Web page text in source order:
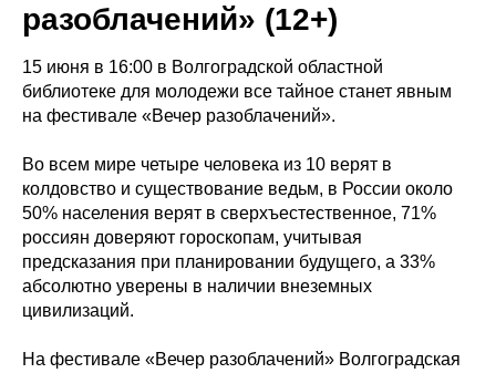
разоблачений» (12+)
15 июня в 16:00 в Волгоградской областной
библиотеке для молодежи все тайное станет явным
на фестивале «Вечер разоблачений».
Во всем мире четыре человека из 10 верят в
колдовство и существование ведьм, в России около
50% населения верят в сверхъестественное, 71%
россиян доверяют гороскопам, учитывая
предсказания при планировании будущего, а 33%
абсолютно уверены в наличии внеземных
цивилизаций.
На фестивале «Вечер разоблачений» Волгоградская